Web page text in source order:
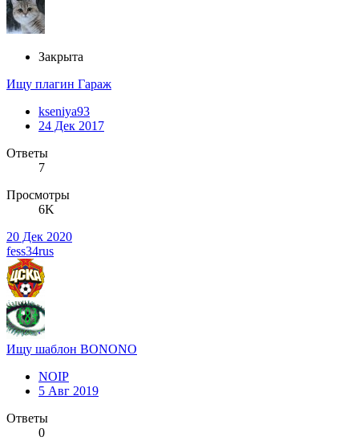
Закрыта
Ищу плагин Гараж
kseniya93
24 Дек 2017
Ответы
7
Просмотры
6K
20 Дек 2020
fess34rus
Ищу шаблон BONONO
NOIP
5 Авг 2019
Ответы
0